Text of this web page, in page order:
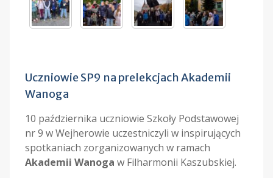
Uczniowie SP9 na prelekcjach Akademii
Wanoga
10 października uczniowie Szkoły Podstawowej
nr 9 w Wejherowie uczestniczyli w inspirujących
spotkaniach zorganizowanych w ramach
Akademii Wanoga w Filharmonii Kaszubskiej.